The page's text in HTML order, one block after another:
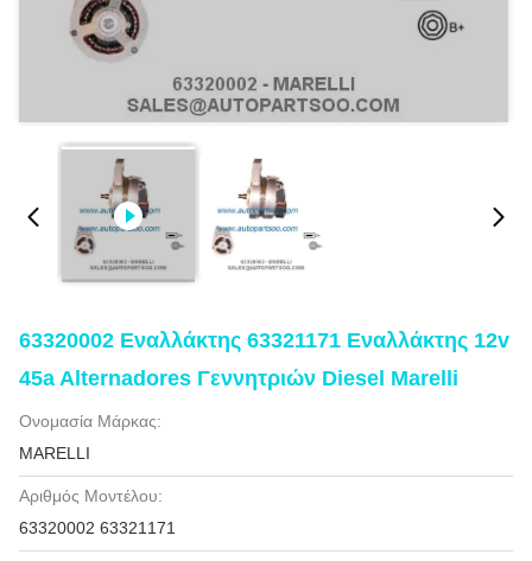
63320002 Εναλλάκτης 63321171 Εναλλάκτης 12v
45a Alternadores Γεννητριών Diesel Marelli
Ονομασία Μάρκας:
MARELLI
Αριθμός Μοντέλου:
63320002 63321171